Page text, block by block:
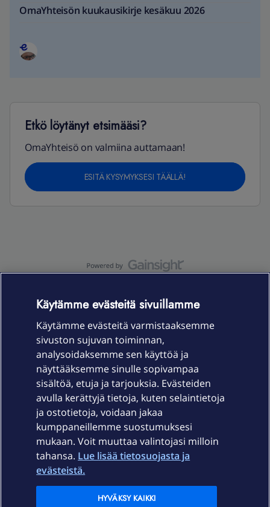
OmaYhteisön kuukausikirje kesäkuu 2026
Etkö löytänyt etsimääsi?
OmaYhteisö on valmiina auttamaan!
ESITÄ KYSYMYKSESI TÄÄLLÄ!
Laitteet & liittymät
Palvelut
Ajankohtaista
Elisa Oyj
Käytämme evästeitä sivuillamme
Käytämme evästeitä varmistaaksemme
sivuston sujuvan toiminnan,
analysoidaksemme sen käyttöä ja
näyttääksemme sinulle sopivampaa
sisältöä, etuja ja tarjouksia. Evästeiden
avulla kerättyjä tietoja, kuten selaintietoja
ja ostotietoja, voidaan jakaa
kumppaneillemme suostumuksesi
mukaan. Voit muuttaa valintojasi milloin
tahansa. Lue lisää tietosuojasta ja
evästeistä.
HYVÄKSY KAIKKI